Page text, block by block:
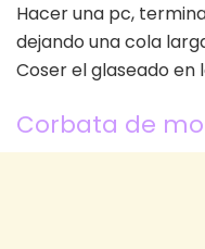
Hacer una pc,
dejando una cola
Coser el glaseado
Corbata de